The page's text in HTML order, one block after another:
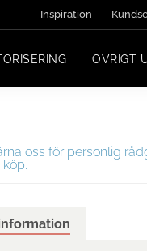
Inspiration
ÖVRIGT
oss för personlig